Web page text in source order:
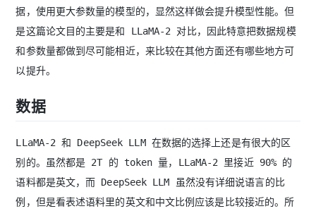
据，使用更大参数量的模型的，显然这样做会提升模型性能。但
是这篇论文目的主要是和 LLaMA-2 对比，因此特意把数据规模
和参数量都做到尽可能相近，来比较在其他方面还有哪些地方可
以提升。
数据
LLaMA-2 和 DeepSeek LLM 在数据的选择上还是有很大的区
别的。虽然都是 2T 的 token 量，LLaMA-2 里接近 90% 的
语料都是英文，而 DeepSeek LLM 虽然没有详细说语言的比
例，但是看表述语料里的英文和中文比例应该是比较接近的。所